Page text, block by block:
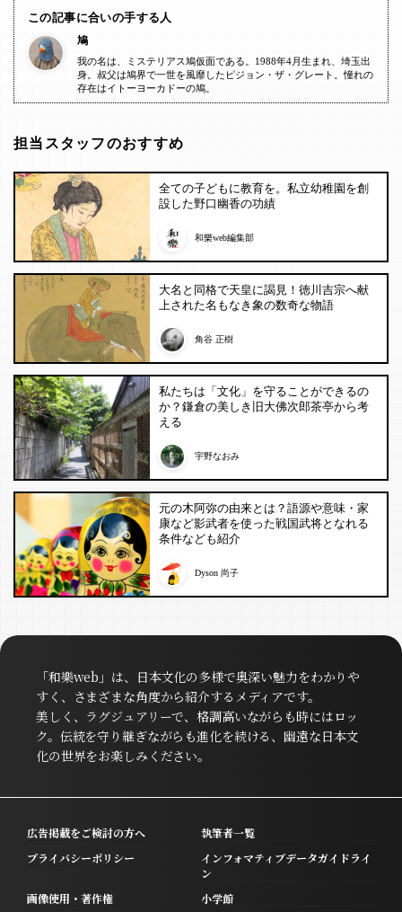
この記事に合いの手する人
鳩
我の名は、ミステリアス鳩仮面である。1988年4月生まれ、埼玉出
身。叔父は鳩界で一世を風靡したピジョン・ザ・グレート。憧れの
存在はイトーヨーカドーの鳩。
担当スタッフのおすすめ
全ての子どもに教育を。私立幼稚園を創
設した野口幽香の功績
和樂web編集部
大名と同格で天皇に謁見！徳川吉宗へ献
上された名もなき象の数奇な物語
角谷 正樹
私たちは「文化」を守ることができるの
か？鎌倉の美しき旧大佛次郎茶亭から考
える
宇野なおみ
元の木阿弥の由来とは？語源や意味・家
康など影武者を使った戦国武将となれる
条件なども紹介
Dyson 尚子
「和樂web」は、日本文化の多様で奥深い魅力をわかりや
すく、さまざまな角度から紹介するメディアです。
美しく、ラグジュアリーで、格調高いながらも時にはロッ
ク。伝統を守り継ぎながらも進化を続ける、幽遠な日本文
化の世界をお楽しみください。
広告掲載をご検討の方へ
執筆者一覧
プライバシーポリシー
インフォマティブデータガイドライ
ン
画像使用・著作権
小学館